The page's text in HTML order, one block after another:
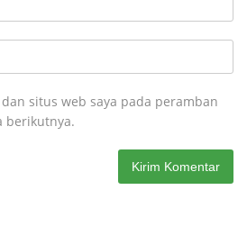
situs web saya pada peramban
berikutnya.